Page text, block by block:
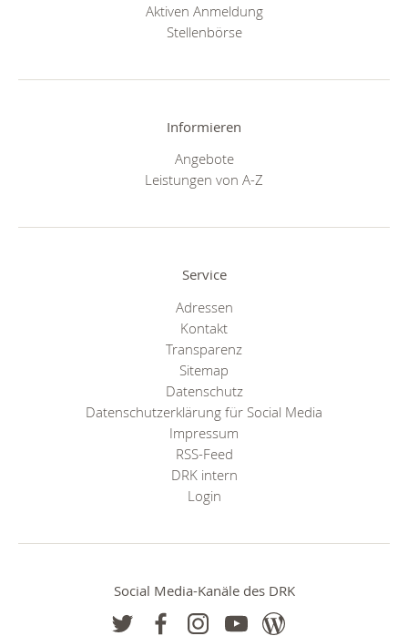
Aktiven Anmeldung
Stellenbörse
Informieren
Angebote
Leistungen von A-Z
Service
Adressen
Kontakt
Transparenz
Sitemap
Datenschutz
Datenschutzerklärung für Social Media
Impressum
RSS-Feed
DRK intern
Login
Social Media-Kanäle des DRK